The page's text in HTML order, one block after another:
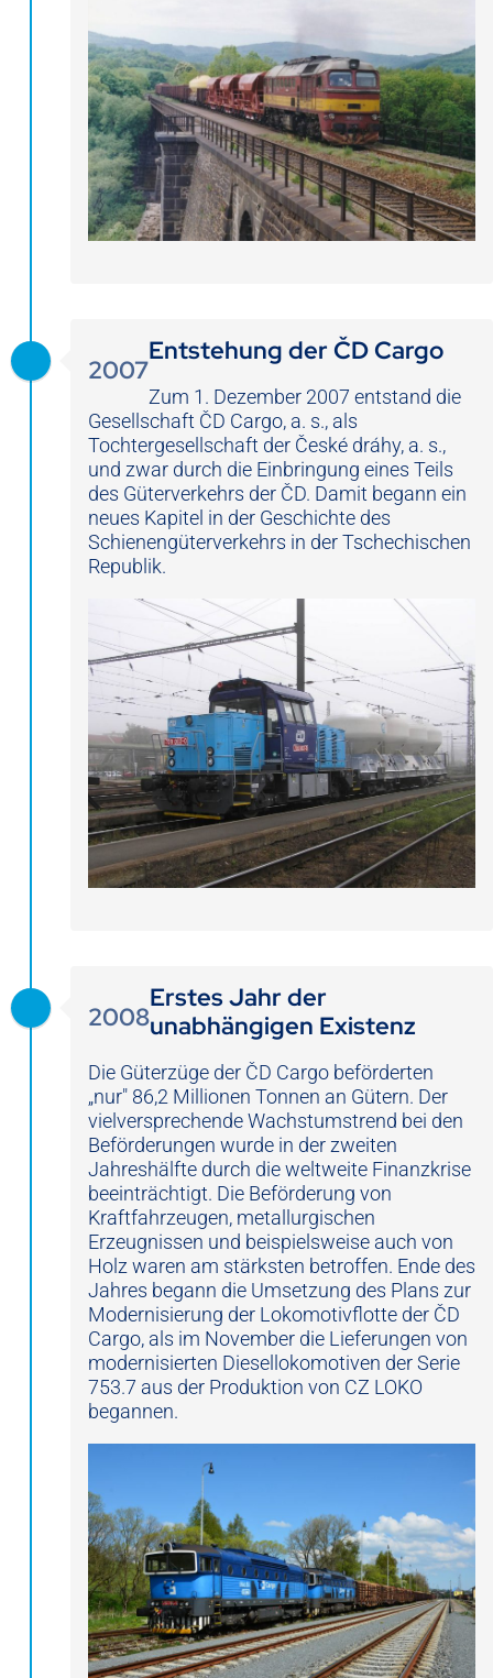
2007
Entstehung der ČD Cargo
Zum 1. Dezember 2007 entstand die
Gesellschaft ČD Cargo, a. s., als
Tochtergesellschaft der České dráhy, a. s.,
und zwar durch die Einbringung eines Teils
des Güterverkehrs der ČD. Damit begann ein
neues Kapitel in der Geschichte des
Schienengüterverkehrs in der Tschechischen
Republik.
2008
Erstes Jahr der
unabhängigen Existenz
Die Güterzüge der ČD Cargo beförderten
„nur" 86,2 Millionen Tonnen an Gütern. Der
vielversprechende Wachstumstrend bei den
Beförderungen wurde in der zweiten
Jahreshälfte durch die weltweite Finanzkrise
beeinträchtigt. Die Beförderung von
Kraftfahrzeugen, metallurgischen
Erzeugnissen und beispielsweise auch von
Holz waren am stärksten betroffen. Ende des
Jahres begann die Umsetzung des Plans zur
Modernisierung der Lokomotivflotte der ČD
Cargo, als im November die Lieferungen von
modernisierten Diesellokomotiven der Serie
753.7 aus der Produktion von CZ LOKO
begannen.